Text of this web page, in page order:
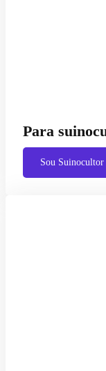
Para
Sou Suinocultor